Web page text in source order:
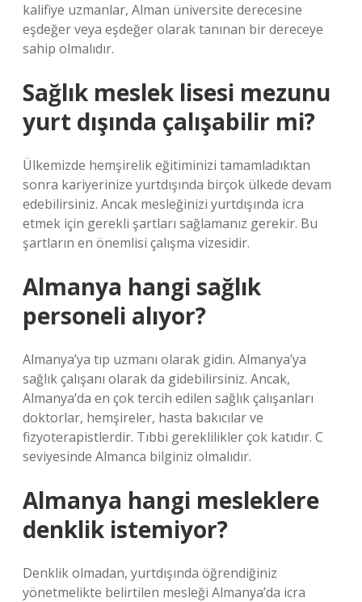
kalifiye uzmanlar, Alman üniversite derecesine
eşdeğer veya eşdeğer olarak tanınan bir dereceye
sahip olmalıdır.
Sağlık meslek lisesi mezunu
yurt dışında çalışabilir mi?
Ülkemizde hemşirelik eğitiminizi tamamladıktan
sonra kariyerinize yurtdışında birçok ülkede devam
edebilirsiniz. Ancak mesleğinizi yurtdışında icra
etmek için gerekli şartları sağlamanız gerekir. Bu
şartların en önemlisi çalışma vizesidir.
Almanya hangi sağlık
personeli alıyor?
Almanya’ya tıp uzmanı olarak gidin. Almanya’ya
sağlık çalışanı olarak da gidebilirsiniz. Ancak,
Almanya’da en çok tercih edilen sağlık çalışanları
doktorlar, hemşireler, hasta bakıcılar ve
fizyoterapistlerdir. Tıbbi gereklilikler çok katıdır. C
seviyesinde Almanca bilginiz olmalıdır.
Almanya hangi mesleklere
denklik istemiyor?
Denklik olmadan, yurtdışında öğrendiğiniz
yönetmelikte belirtilen mesleği Almanya’da icra